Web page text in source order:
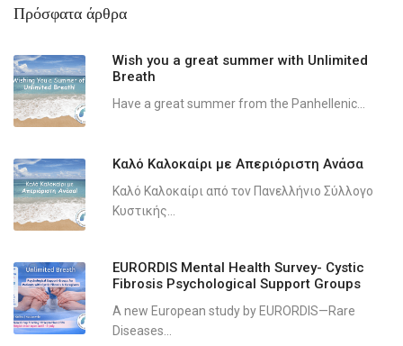
Πρόσφατα άρθρα
Wish you a great summer with Unlimited
Breath
Have a great summer from the Panhellenic...
Καλό Καλοκαίρι με Απεριόριστη Ανάσα
Καλό Καλοκαίρι από τον Πανελλήνιο Σύλλογο
Κυστικής...
EURORDIS Mental Health Survey- Cystic
Fibrosis Psychological Support Groups
A new European study by EURORDIS—Rare
Diseases...